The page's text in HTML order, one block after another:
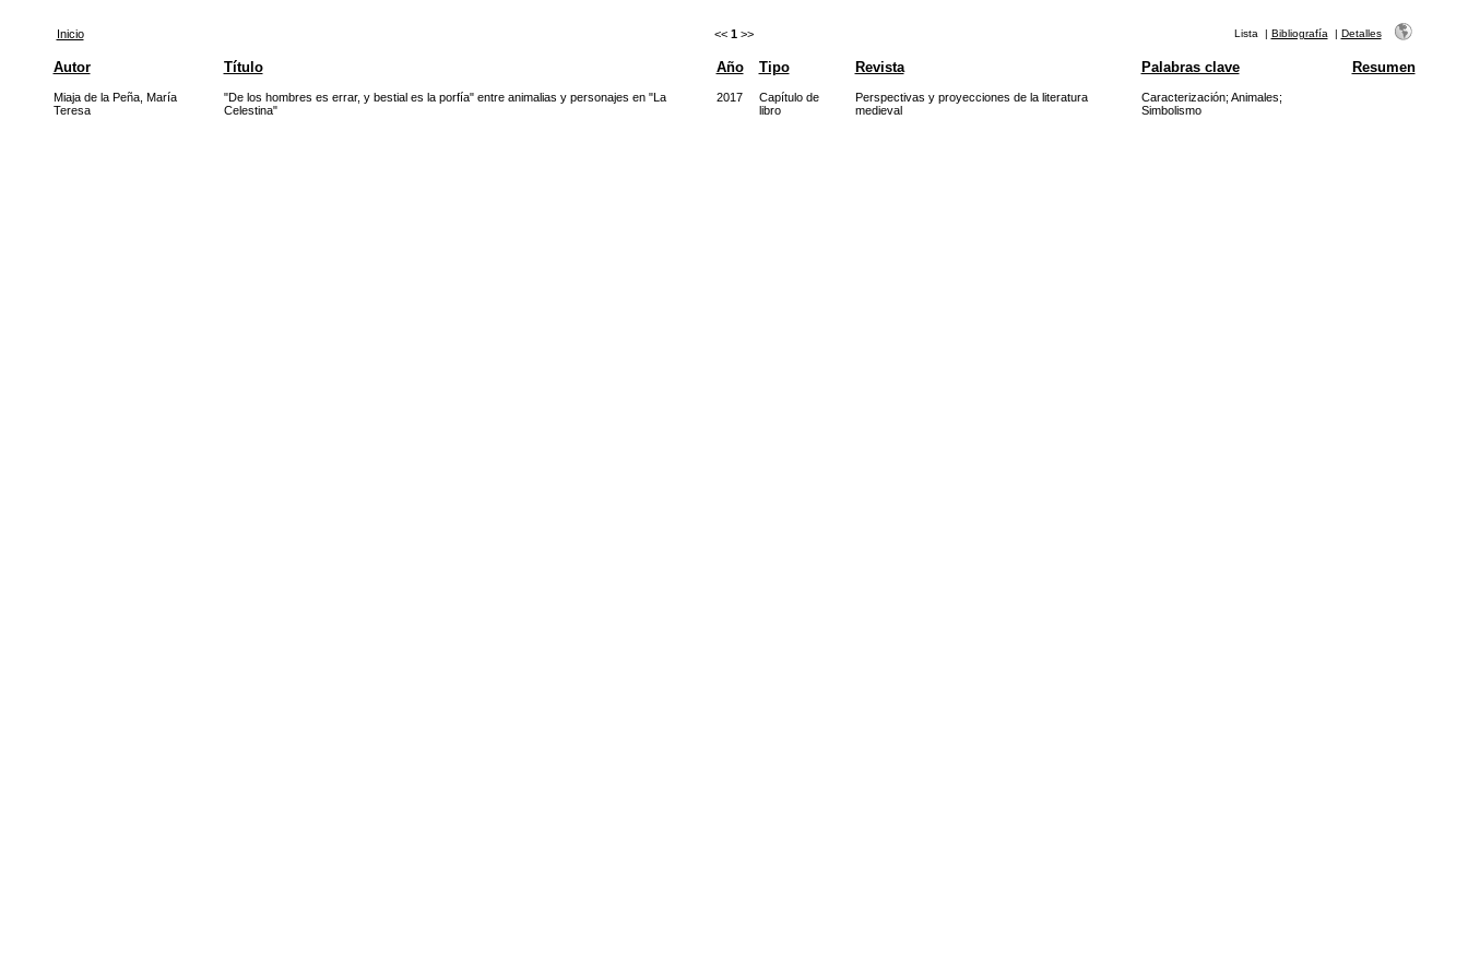
Inicio << 1 >> Lista | Bibliografía | Detalles
Autor Título Año Tipo Revista Palabras clave Resumen
Miaja de la Peña, María
Teresa
"De los hombres es errar, y bestial es la porfía" entre animalias y personajes en "La
Celestina"
2017
Capítulo de
libro
Perspectivas y proyecciones de la literatura
medieval
Caracterización; Animales;
Simbolismo